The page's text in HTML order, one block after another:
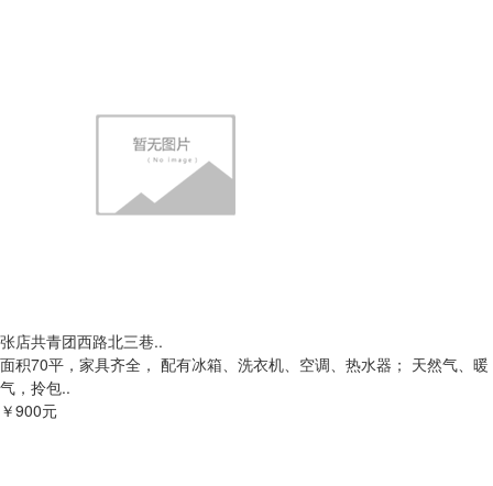
张店共青团西路北三巷..
面积70平，家具齐全， 配有冰箱、洗衣机、空调、热水器； 天然气、暖
气，拎包..
￥900元